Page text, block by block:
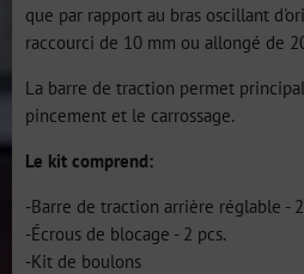
que par rapport au bras oscillant
raccourci de 10 mm ou allongé de
La barre de traction permet
pincement et le carrossage.
Le kit comprend:
-Barre de traction arrière réglable -
-Écrous de blocage - 2 pcs.
-Kit de boulons